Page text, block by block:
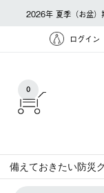
2026年 夏季（お盆）
ログイン
0